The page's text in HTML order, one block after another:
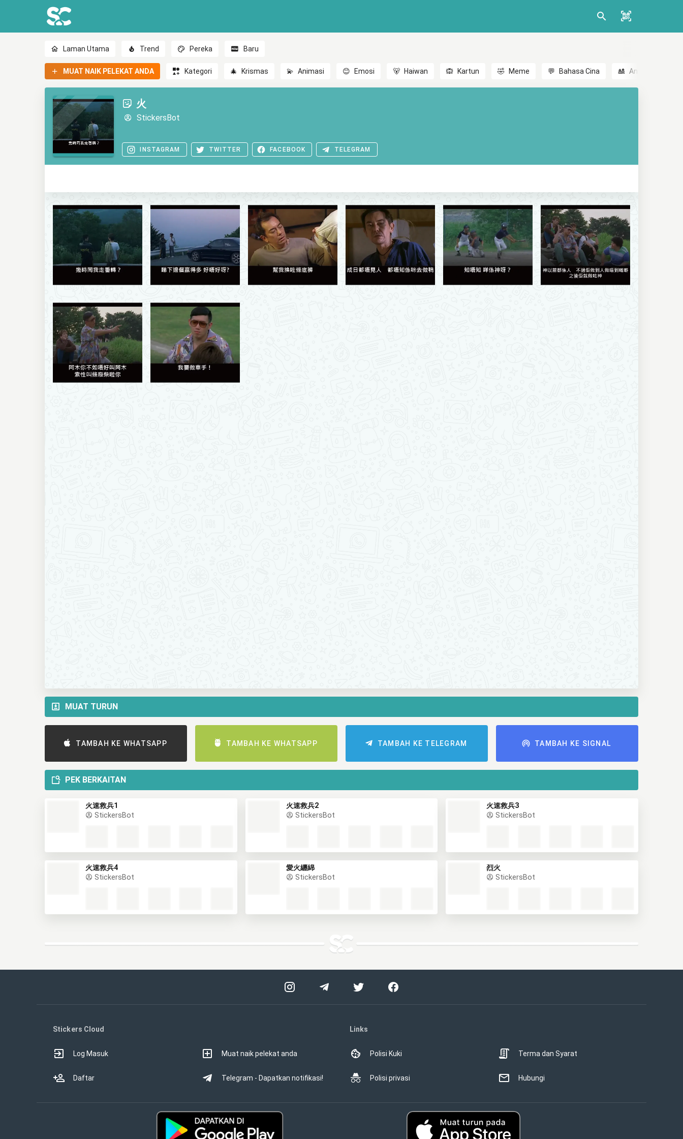
Laman Utama Trend Pereka Baru
MUAT NAIK PELEKAT ANDA Kategori 🎄 Krismas 💫 Animasi 😊 Emosi 🐻 Haiwan 🙉 Kartun 🤣 Meme 💬 Bahasa Cina 🎎 Anime
火
StickersBot
INSTAGRAM TWITTER FACEBOOK TELEGRAM
MUAT TURUN
TAMBAH KE WHATSAPP TAMBAH KE WHATSAPP TAMBAH KE TELEGRAM TAMBAH KE SIGNAL
PEK BERKAITAN
火速救兵1
StickersBot
火速救兵2
StickersBot
火速救兵3
StickersBot
火速救兵4
StickersBot
愛火纏綿
StickersBot
烈火
StickersBot
Stickers Cloud
Log Masuk
Daftar
Muat naik pelekat anda
Telegram - Dapatkan notifikasi!
Links
Polisi Kuki
Polisi privasi
Terma dan Syarat
Hubungi